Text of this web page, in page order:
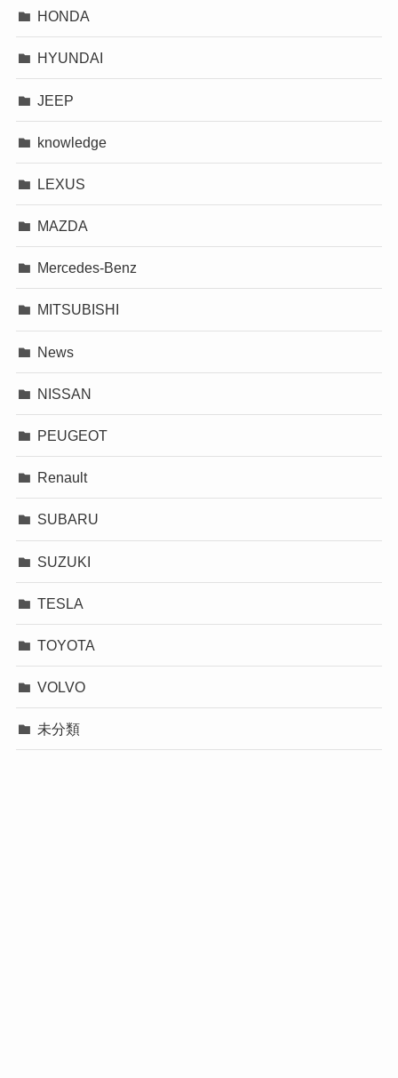
HONDA
HYUNDAI
JEEP
knowledge
LEXUS
MAZDA
Mercedes-Benz
MITSUBISHI
News
NISSAN
PEUGEOT
Renault
SUBARU
SUZUKI
TESLA
TOYOTA
VOLVO
未分類